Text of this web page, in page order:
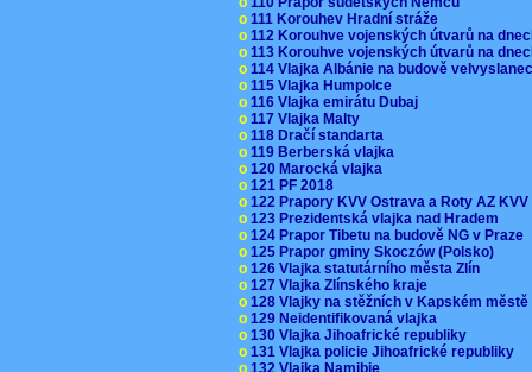
o 111 Korouhev Hradní stráže
o 112 Korouhve vojenských útvarů na
o 113 Korouhve vojenských útvarů na
o 114 Vlajka Albánie na budově
o 115 Vlajka Humpolce
o 116 Vlajka emirátu Dubaj
o 117 Vlajka Malty
o 118 Dračí standarta
o 119 Berberská vlajka
o 120 Marocká vlajka
o 121 PF 2018
o 122 Prapory KVV Ostrava a Roty AZ
o 123 Prezidentská vlajka nad Hradem
o 124 Prapor Tibetu na budově NG v Praze
o 125 Prapor gminy Skoczów (Polsko)
o 126 Vlajka statutárního města Zlín
o 127 Vlajka Zlínského kraje
o 128 Vlajky na stěžních v Kapském
o 129 Neidentifikovaná vlajka
o 130 Vlajka Jihoafrické republiky
o 131 Vlajka policie Jihoafrické republiky
o 132 Vlajka Namibie